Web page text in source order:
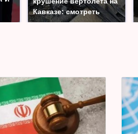
Кавказе: смотреть